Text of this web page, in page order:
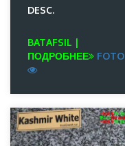
DESC.
BATAFSIL |
ПОДРОБНЕЕ
FOTO